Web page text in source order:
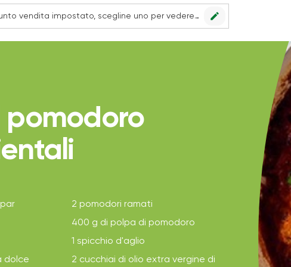
Nessun punto vendita impostato, scegline uno per vedere le offerte. edit
pomodoro
2 pomodori ramati
400 g di polpa di pomodoro
1 spicchio d'aglio
dolce
2 cucchiai di olio extra vergine di